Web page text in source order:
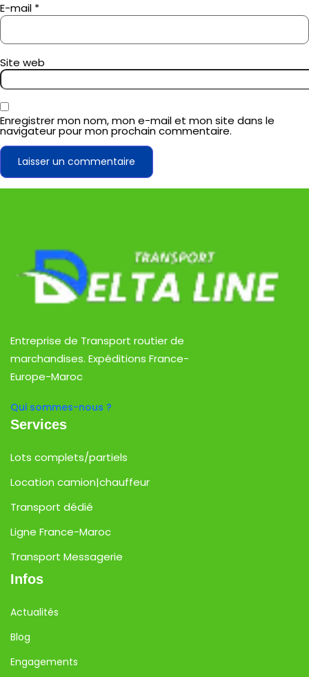
E-mail *
Site web
Enregistrer mon nom, mon e-mail et mon site dans le
navigateur pour mon prochain commentaire.
Entreprise de Transport routier de
marchandises. Expéditions France-
Europe-Maroc
Qui sommes-nous ?
Services
Lots complets/partiels
Location camion|chauffeur
Transport dédié
Ligne France-Maroc
Transport Messagerie
Infos
Actualités
Blog
Engagements